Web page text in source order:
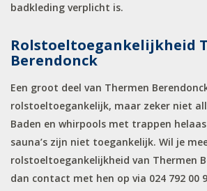
badkleding verplicht is.
Rolstoeltoegankelijkheid
Berendonck
Een groot deel van Thermen
rolstoeltoegankelijk, maar zeker niet
Baden en whirpools met trappen
sauna’s zijn niet toegankelijk. Wil je
rolstoeltoegankelijkheid van Thermen
dan contact met hen op via 024 792 00